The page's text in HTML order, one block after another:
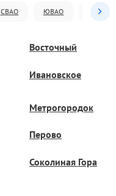
СВАО ЮВАО ЮАО
Восточный
Ивановское
Метрогородок
Перово
Соколиная Гора